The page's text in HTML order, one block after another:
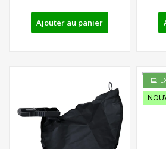
Ajouter au panier